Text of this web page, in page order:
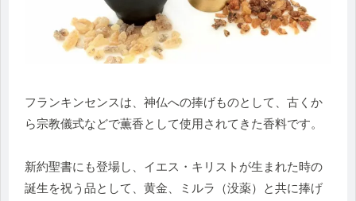
フランキンセンスは、神仏への捧げものとして、古くか
ら宗教儀式などで薫香として使用されてきた香料です。
新約聖書にも登場し、イエス・キリストが生まれた時の
誕生を祝う品として、黄金、ミルラ（没薬）と共に捧げ